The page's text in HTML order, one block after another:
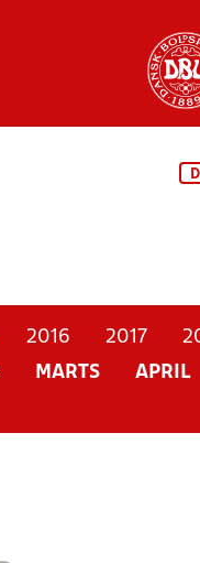
2016 2017
MARTS APRIL